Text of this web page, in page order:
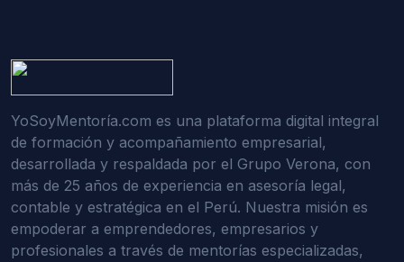
YoSoyMentoría.com es una plataforma digital integral
de formación y acompañamiento empresarial,
desarrollada y respaldada por el Grupo Verona, con
más de 25 años de experiencia en asesoría legal,
contable y estratégica en el Perú. Nuestra misión es
empoderar a emprendedores, empresarios y
profesionales a través de mentorías especializadas,